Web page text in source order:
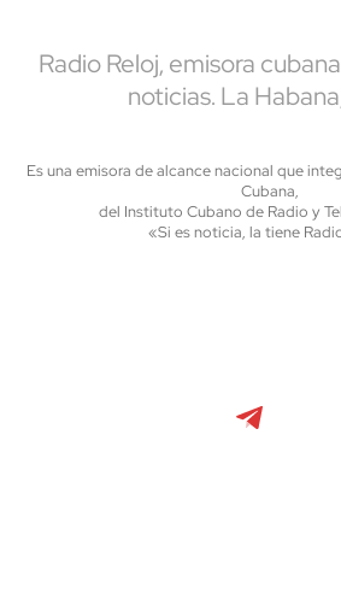
Radio Reloj, emisora
noticias. La
Es una emisora de alcance nacional que
Cubana,
del Instituto Cubano de Radio y
«Si es noticia, la tiene